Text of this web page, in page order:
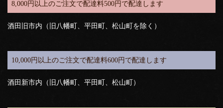
8,000円以上のご注文で配達料500円で配達します
酒田旧市内（旧八幡町、平田町、松山町を除く）
10,000円以上のご注文で配達料600円で配達します
酒田新市内（旧八幡町、平田町、松山町）